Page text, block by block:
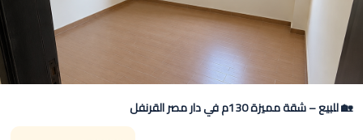
🏡 للبيع – شقة مميزة 130م في دار مصر القرنفل